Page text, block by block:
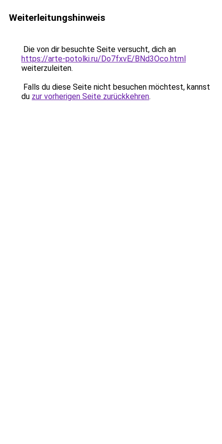
Weiterleitungshinweis
Die von dir besuchte Seite versucht, dich an
https://arte-potolki.ru/Do7fxvE/BNd3Oco.html
weiterzuleiten.
Falls du diese Seite nicht besuchen möchtest, kannst
du zur vorherigen Seite zurückkehren.